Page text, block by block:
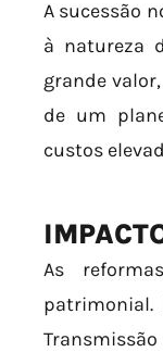
A sucessão
à natureza
grande
de um
custos
As
patrimonial.